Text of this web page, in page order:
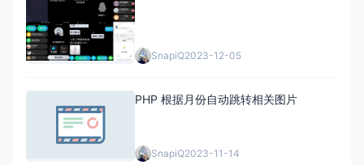
SnapiQ2023-12-05
PHP 根据月份自动跳转相关图片
SnapiQ2023-11-14